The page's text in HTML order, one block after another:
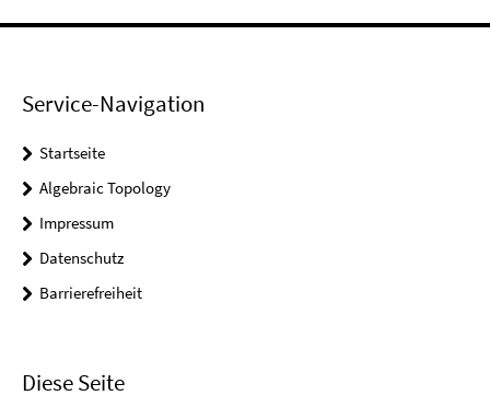
Service-Navigation
Startseite
Algebraic Topology
Impressum
Datenschutz
Barrierefreiheit
Diese Seite